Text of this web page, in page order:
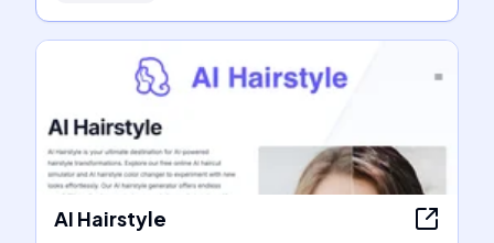
AI Hairstyle